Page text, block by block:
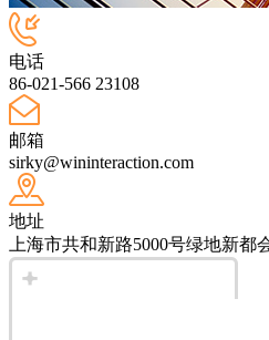
电话
86-021-566 23108
邮箱
sirky@wininteraction.com
地址
上海市共和新路5000号绿地新都